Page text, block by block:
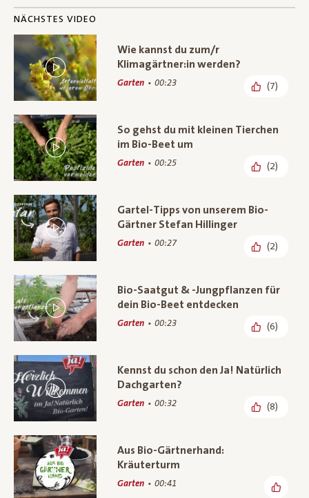
NÄCHSTES VIDEO
Wie kannst du zum/r
Klimagärtner:in werden?
Garten 00:23 (7)
So gehst du mit kleinen Tierchen
im Bio-Beet um
Garten 00:25 (2)
Gartel-Tipps von unserem Bio-
Gärtner Stefan Hillinger
Garten 00:27 (2)
Bio-Saatgut & -Jungpflanzen für
dein Bio-Beet entdecken
Garten 00:23 (6)
Kennst du schon den Ja! Natürlich
Dachgarten?
Garten 00:32 (8)
Aus Bio-Gärtnerhand:
Kräuterturm
Garten 00:41